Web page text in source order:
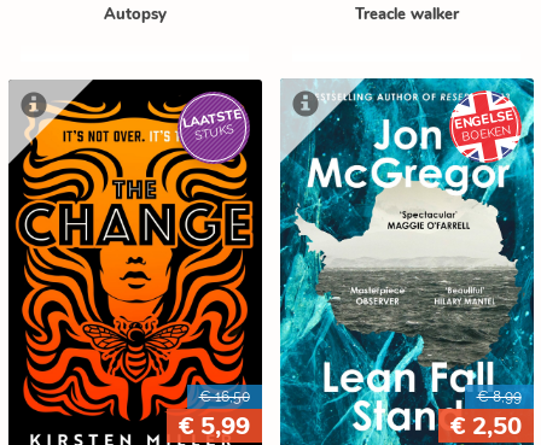
Autopsy Treacle walker
LAATSTE
STUKS
€ 16,50
€ 5,99
ENGELSE
BOEKEN
€ 8,99
€ 2,50